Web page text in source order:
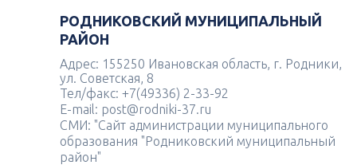
РОДНИКОВСКИЙ МУНИЦИПАЛЬНЫЙ
РАЙОН
Адрес: 155250 Ивановская область, г. Родники,
ул. Советская, 8
Тел/факс: +7(49336) 2-33-92
E-mail: post@rodniki-37.ru
СМИ: "Сайт администрации муниципального
образования "Родниковский муниципальный
район"